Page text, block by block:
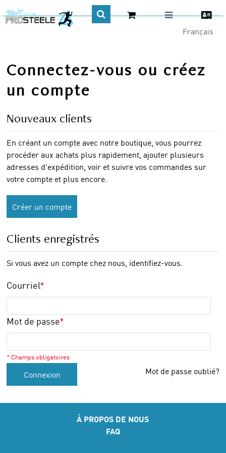
Connectez-vous ou créez
un compte
Nouveaux clients
En créant un compte avec notre boutique, vous pourrez
procéder aux achats plus rapidement, ajouter plusieurs
adresses d'expédition, voir et suivre vos commandes sur
votre compte et plus encore.
Créer un compte
Clients enregistrés
Si vous avez un compte chez nous, identifiez-vous.
*
Courriel
*
Mot de passe
* Champs obligatoires
Mot de passe oublié?
Connexion
À PROPOS DE NOUS
FAQ